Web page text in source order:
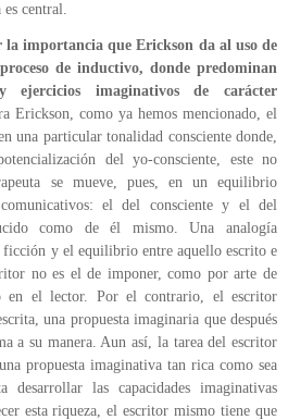
central.
la importancia queErickson da al uso de
de inductivo, donde predominan
ejercicios imaginativos de carácter
Erickson , como ya hemos mencionado, el
una particular tonalidad consciente donde,
del yo-consciente, este no
se mueve, pues, en un equilibrio
el del consciente y el del
como de él mismo. Una analogía
y el equilibrio entre aquello escrito e
no es el de imponer, como por arte de
en el lector. Por el contrario, el escritor
una propuesta imaginaria que después
a su manera. Aun así, la tarea del escritor
propuesta imaginativa tan rica como sea
desarrollar las capacidades imaginativas
esta riqueza, el escritor mismo tiene que